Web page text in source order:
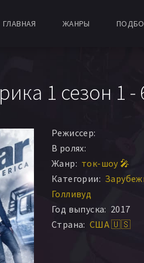
ГЛАВНАЯ ЖАНРЫ
1 сезон 1 -
Режиссер:
В ролях:
Жанр: ток-шоу 🎤
Категории:
Голливуд
Год выпуска: 2017
Страна: США 🇺🇸